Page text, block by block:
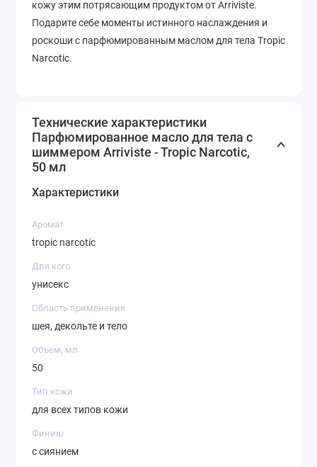
кожу этим потрясающим продуктом от Arriviste.
Подарите себе моменты истинного наслаждения и
роскоши с парфюмированным маслом для тела Tropic
Narcotic.
Технические характеристики
Парфюмированное масло для тела с
шиммером Arriviste - Tropic Narcotic,
50 мл
Характеристики
Аромат
tropic narcotic
Для кого
унисекс
Область применения
шея, декольте и тело
Объем, мл
50
Тип кожи
для всех типов кожи
Финиш
с сиянием